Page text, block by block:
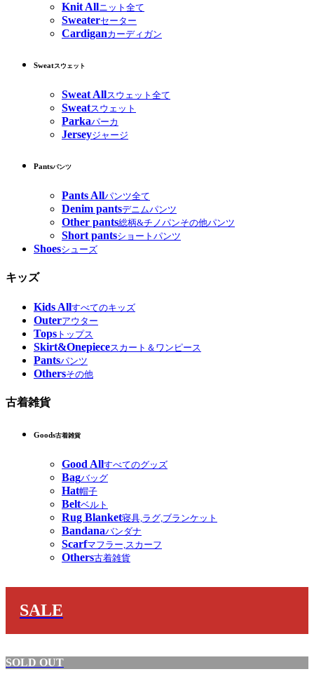
Knit Allニット全て
Sweaterセーター
Cardiganカーディガン
Sweatスウェット
Sweat Allスウェット全て
Sweatスウェット
Parkaパーカ
Jerseyジャージ
Pantsパンツ
Pants Allパンツ全て
Denim pantsデニムパンツ
Other pants総柄&チノパンその他パンツ
Short pantsショートパンツ
Shoesシューズ
キッズ
Kids Allすべてのキッズ
Outerアウター
Tops トップス
Skirt&Onepieceスカート＆ワンピース
Pantsパンツ
Othersその他
古着雑貨
Goods古着雑貨
Good Allすべてのグッズ
Bagバッグ
Hat帽子
Beltベルト
Rug Blanket寝具,ラグ,ブランケット
Bandanaバンダナ
Scarfマフラー,スカーフ
Others古着雑貨
SALE
SOLD OUT